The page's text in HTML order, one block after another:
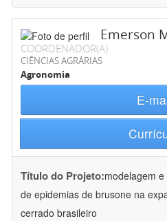
Emerson
COORDENADOR(A)
CIÊNCIAS AGRÁRIAS
Agronomia
E-
Título do Projeto:modelagem
de epidemias de brusone na
cerrado brasileiro